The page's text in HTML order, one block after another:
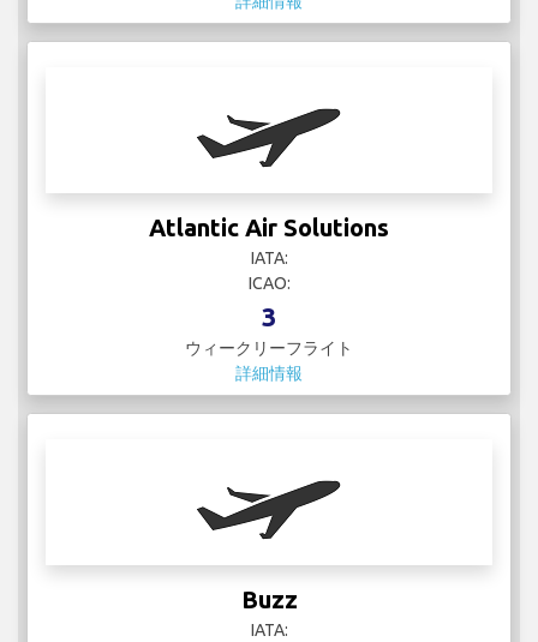
Atlantic Air Solutions
IATA:
ICAO:
3
ウィークリーフライト
詳細情報
Buzz
IATA: